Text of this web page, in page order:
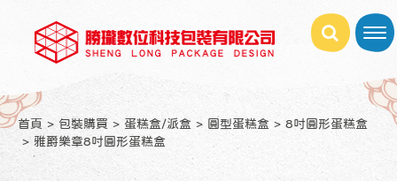
首頁 包裝購買 蛋糕盒/派盒 圓型蛋糕盒
8吋圓形蛋糕盒
雅爵樂章8吋圓形蛋糕盒